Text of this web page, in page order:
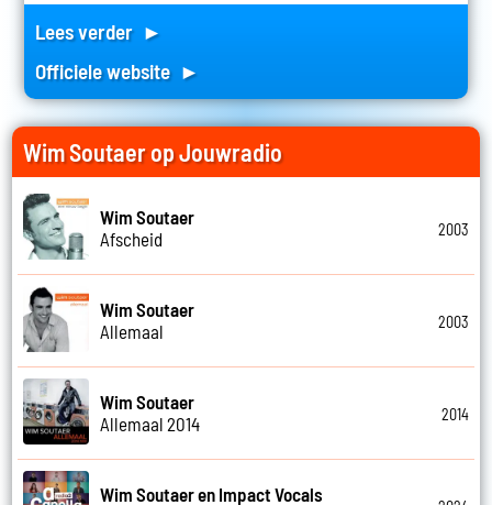
Lees verder ►
Officiele website ►
Wim Soutaer op Jouwradio
Wim Soutaer
Afscheid
2003
Wim Soutaer
Allemaal
2003
Wim Soutaer
Allemaal 2014
2014
Wim Soutaer en Impact Vocals